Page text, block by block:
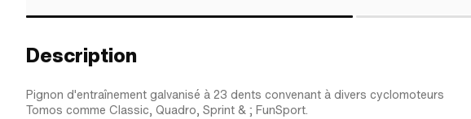
Description
Pignon d'entraînement galvanisé à 23 dents convenant à divers cyclomoteurs
Tomos comme Classic, Quadro, Sprint & ; FunSport.